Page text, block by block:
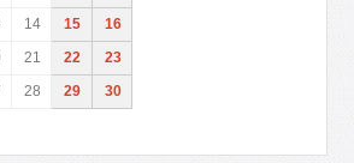
14 15
16
21 22
23
28 29
30